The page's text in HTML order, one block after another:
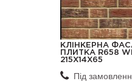
КЛІНКЕРНА
ПЛИТКА R658
215X14X65
Під